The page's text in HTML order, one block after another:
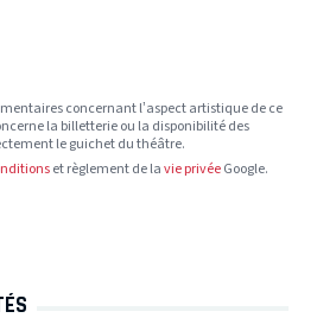
concernant l’aspect artistique de ce
la billetterie ou la disponibilité des
le guichet du théâtre.
et règlement de lavie privéeGoogle.